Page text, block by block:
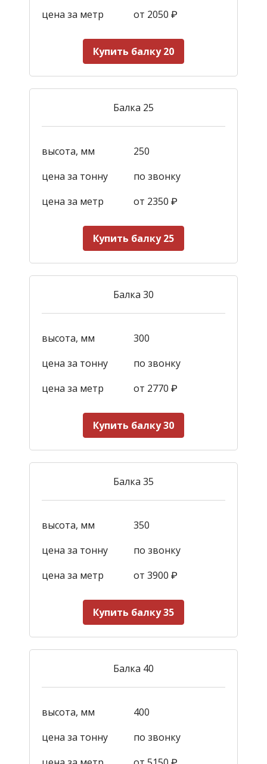
цена за метр
от 2050 ₽
Купить балку 20
Балка 25
высота, мм
250
цена за тонну
по звонку
цена за метр
от 2350 ₽
Купить балку 25
Балка 30
высота, мм
300
цена за тонну
по звонку
цена за метр
от 2770 ₽
Купить балку 30
Балка 35
высота, мм
350
цена за тонну
по звонку
цена за метр
от 3900 ₽
Купить балку 35
Балка 40
высота, мм
400
цена за тонну
по звонку